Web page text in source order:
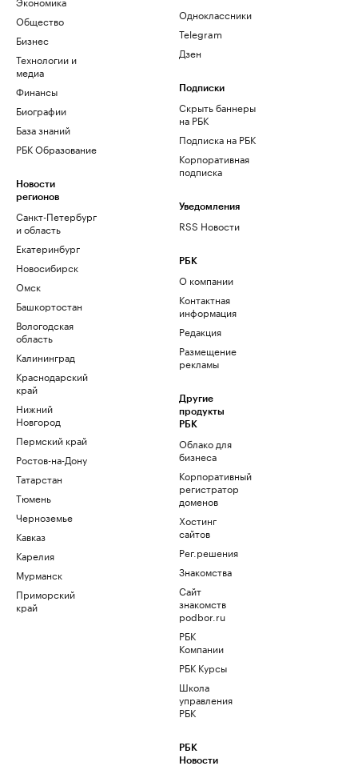
Общество
Бизнес
Технологии и
медиа
Финансы
Биографии
База знаний
РБК Образование
Новости
регионов
Санкт-Петербург
и область
Екатеринбург
Новосибирск
Омск
Башкортостан
Вологодская
область
Калининград
Краснодарский
край
Нижний
Новгород
Пермский край
Ростов-на-Дону
Татарстан
Тюмень
Черноземье
Кавказ
Карелия
Мурманск
Приморский
край
Одноклассники
Telegram
Дзен
Подписки
Скрыть баннеры
на РБК
Подписка на РБК
Корпоративная
подписка
Уведомления
RSS Новости
РБК
О компании
Контактная
информация
Редакция
Размещение
рекламы
Другие
продукты
РБК
Облако для
бизнеса
Корпоративный
регистратор
доменов
Хостинг
сайтов
Рег.решения
Знакомства
Сайт
знакомств
podbor.ru
РБК
Компании
РБК Курсы
Школа
управления
РБК
РБК
Новости